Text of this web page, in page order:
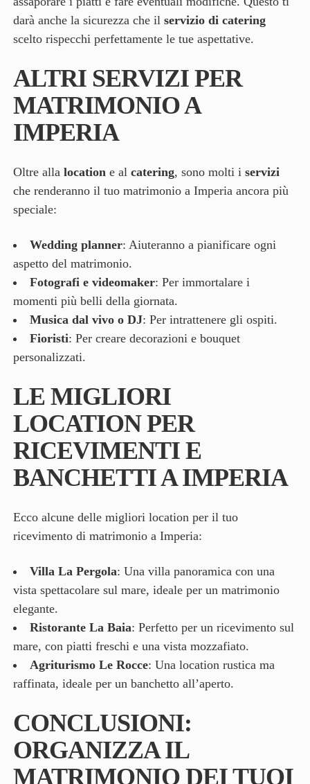
darà anche la sicurezza che il servizio di catering
scelto rispecchi perfettamente le tue aspettative.
ALTRI SERVIZI PER
MATRIMONIO A
IMPERIA
Oltre alla locatione al catering, sono molti i servizi
che renderanno il tuo matrimonio a Imperia ancora più
speciale:
Wedding planner: Aiuteranno a pianificare ogni
aspetto del matrimonio.
Fotografi e videomaker: Per immortalare i
momenti più belli della giornata.
Musica dal vivo o DJ: Per intrattenere gli ospiti.
Fioristi: Per creare decorazioni e bouquet
personalizzati.
LE MIGLIORI
LOCATION PER
RICEVIMENTI E
BANCHETTI A IMPERIA
Ecco alcune delle migliori location per il tuo
ricevimento di matrimonio a Imperia:
Villa La Pergola: Una villa panoramica con una
vista spettacolare sul mare, ideale per un matrimonio
elegante.
Ristorante La Baia: Perfetto per un ricevimento sul
mare, con piatti freschi e una vista mozzafiato.
Agriturismo Le Rocce: Una location rustica ma
raffinata, ideale per un banchetto all’aperto.
CONCLUSIONI:
ORGANIZZA IL
MATRIMONIO DEI TUOI